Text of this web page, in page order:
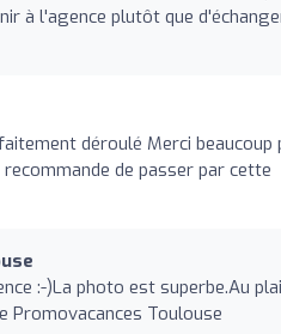
à l'agence plutôt que
déroulé Merci beaucoup
de passer par cette
:-)La photo est superbe.Au
Promovacances Toulouse